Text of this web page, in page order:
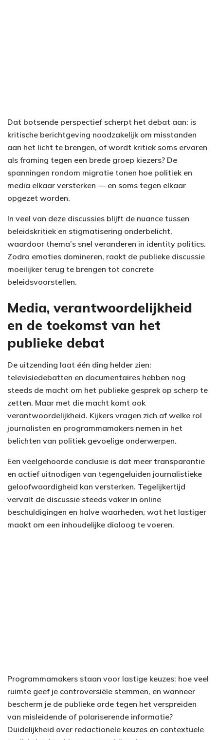
Dat botsende perspectief scherpt het debat aan: is
kritische berichtgeving noodzakelijk om misstanden
aan het licht te brengen, of wordt kritiek soms ervaren
als framing tegen een brede groep kiezers? De
spanningen rondom migratie tonen hoe politiek en
media elkaar versterken — en soms tegen elkaar
opgezet worden.
In veel van deze discussies blijft de nuance tussen
beleidskritiek en stigmatisering onderbelicht,
waardoor thema’s snel veranderen in identity politics.
Zodra emoties domineren, raakt de publieke discussie
moeilijker terug te brengen tot concrete
beleidsvoorstellen.
Media, verantwoordelijkheid
en de toekomst van het
publieke debat
De uitzending laat één ding helder zien:
televisiedebatten en documentaires hebben nog
steeds de macht om het publieke gesprek op scherp te
zetten. Maar met die macht komt ook
verantwoordelijkheid. Kijkers vragen zich af welke rol
journalisten en programmamakers nemen in het
belichten van politiek gevoelige onderwerpen.
Een veelgehoorde conclusie is dat meer transparantie
en actief uitnodigen van tegengeluiden journalistieke
geloofwaardigheid kan versterken. Tegelijkertijd
vervalt de discussie steeds vaker in online
beschuldigingen en halve waarheden, wat het lastiger
maakt om een inhoudelijke dialoog te voeren.
Programmamakers staan voor lastige keuzes: hoe veel
ruimte geef je controversiële stemmen, en wanneer
bescherm je de publieke orde tegen het verspreiden
van misleidende of polariserende informatie?
Duidelijkheid over redactionele keuzes en contextuele